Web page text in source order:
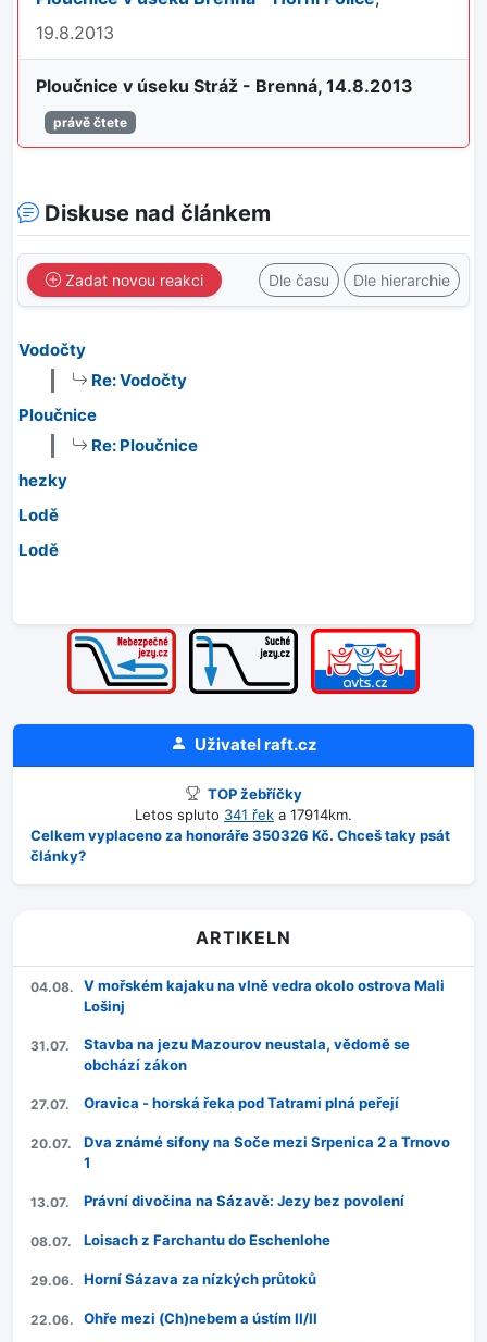
19.8.2013
Ploučnice v úseku Stráž - Brenná, 14.8.2013
právě čtete
Diskuse nad článkem
Zadat novou reakci Dle času Dle hierarchie
Vodočty
Re: Vodočty
Ploučnice
Re: Ploučnice
hezky
Lodě
Lodě
Uživatelraft.cz
TOP žebříčky
Letos spluto 341 řek a 17914km.
Celkem vyplaceno za honoráře 350326 Kč. Chceš taky psát
články?
ARTIKELN
04.08.
V mořském kajaku na vlně vedra okolo ostrova Mali
Lošinj
31.07.
Stavba na jezu Mazourov neustala, vědomě se
obchází zákon
27.07. Oravica - horská řeka pod Tatrami plná peřejí
20.07.
Dva známé sifony na Soče mezi Srpenica 2 a Trnovo
1
13.07. Právní divočina na Sázavě: Jezy bez povolení
08.07. Loisach z Farchantu do Eschenlohe
29.06. Horní Sázava za nízkých průtoků
22.06. Ohře mezi (Ch)nebem a ústím II/II